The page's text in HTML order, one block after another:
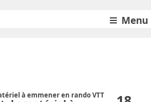
Menu
à emmener en rando VTT